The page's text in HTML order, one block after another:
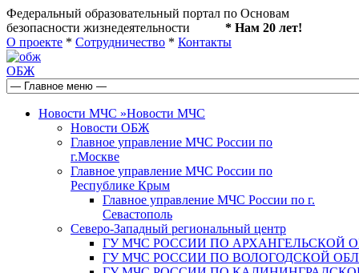
Федеральный образовательный портал по Основам
безопасности жизнедеятельности * Нам 20 лет!
О проекте * Сотрудничество * Контакты
ОБЖ
Новости МЧС »Новости МЧС
Новости ОБЖ
Главное управление МЧС России по
г.Москве
Главное управление МЧС России по
Республике Крым
Главное управление МЧС России по г.
Севастополь
Северо-Западный региональный центр
ГУ МЧС РОССИИ ПО АРХАНГЕЛЬСКОЙ
ГУ МЧС РОССИИ ПО ВОЛОГОДСКОЙ